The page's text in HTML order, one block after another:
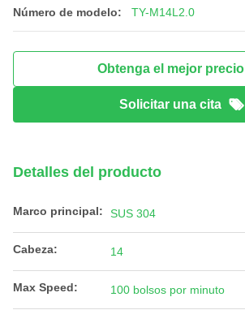
Número de modelo: TY-M14L2.0
Obtenga el mejor precio
Solicitar una cita
Detalles del producto
Marco principal: SUS 304
Cabeza: 14
Max Speed: 100 bolsos por minuto